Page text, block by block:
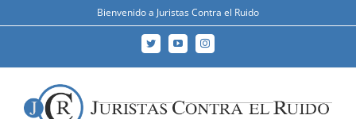
Bienvenido a Juristas Contra el Ruido
TwitterYouTubeInstagram